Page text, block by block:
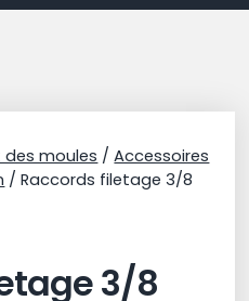
des moules /Accessoires
/ Raccords filetage 3/8
3/8